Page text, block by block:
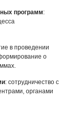
программ:
в проведении
о
: сотрудничество с
органами